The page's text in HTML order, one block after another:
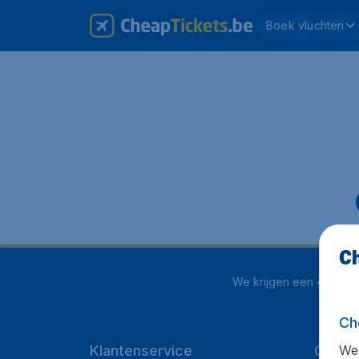
Boek vluchten
We krijgen een 4.1 uit 5
Klantenservice